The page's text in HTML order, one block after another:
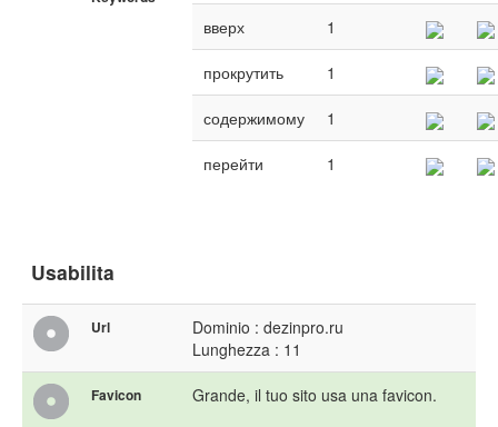
вверх 1
прокрутить 1
содержимому 1
перейти 1
Usabilita
Url
Dominio : dezinpro.ru
Lunghezza : 11
Favicon Grande, il tuo sito usa una favicon.